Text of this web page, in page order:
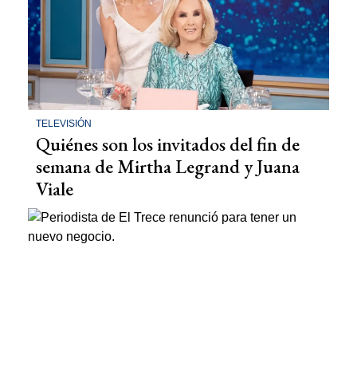
TELEVISIÓN
Quiénes son los invitados del fin de
semana de Mirtha Legrand y Juana
Viale